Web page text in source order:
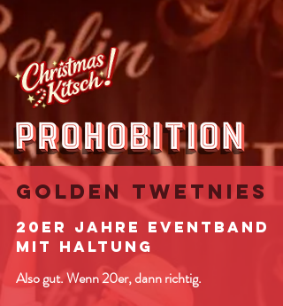
GOLDEN TWETNIES
20er Jahre Eventband
mit Haltung
Also gut. Wenn 20er, dann richtig.